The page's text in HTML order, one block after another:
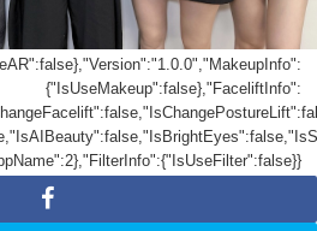
{"IsUseMakeup":false},"FaceliftInfo":